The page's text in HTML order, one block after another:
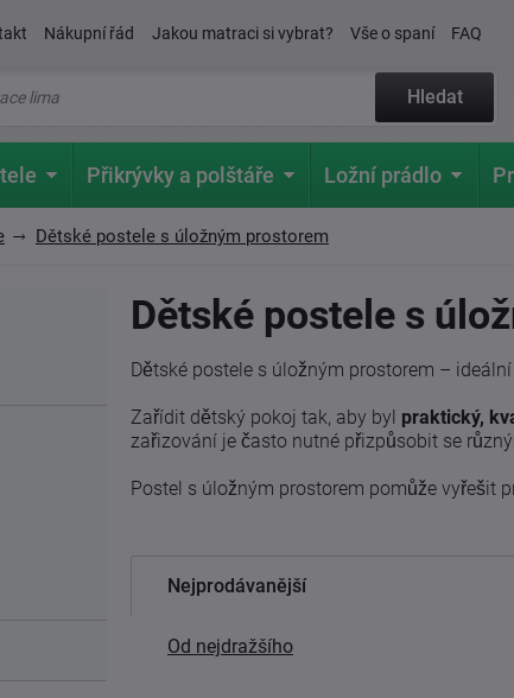
Nákupní řád Jakou matraci si vybrat? Vše o spaní FAQ
Hledat
Přikrývky a polštáře Ložní prádlo
Dětské postele s úložným prostorem
Dětské postele s
Dětské postele s úložným prostorem –
Zařídit dětský pokoj tak, aby byl praktický,
zařizování je často nutné přizpůsobit se
Postel s úložným prostorem pomůže vyřešit
Nejprodávanější
Od nejdražšího